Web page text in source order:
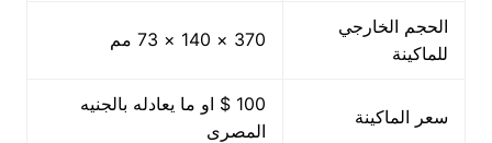
الحجم الخارجي
للماكينة
370 × 140 × 73 مم
سعر الماكينة
100 $ او ما يعادله بالجنيه
المصرى